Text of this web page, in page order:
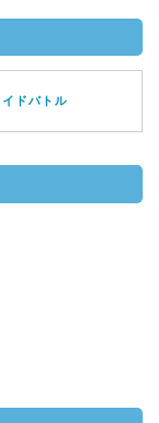
イドバトル